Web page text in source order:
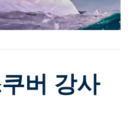
버 강사